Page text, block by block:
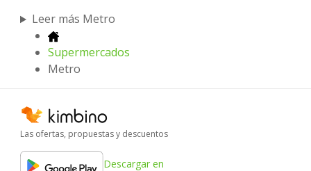
Leer más Metro
Supermercados
Metro
Las ofertas, propuestas y descuentos
Descargar en